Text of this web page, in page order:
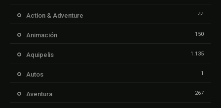
Action & Adventure 44
Animación 150
Aquipelis 1.135
Autos 1
Aventura 267